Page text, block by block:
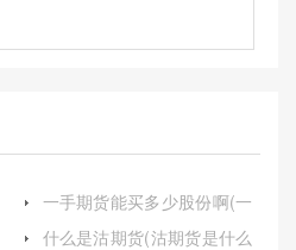
一手期货能买多少股份啊(一
什么是沽期货(沽期货是什么